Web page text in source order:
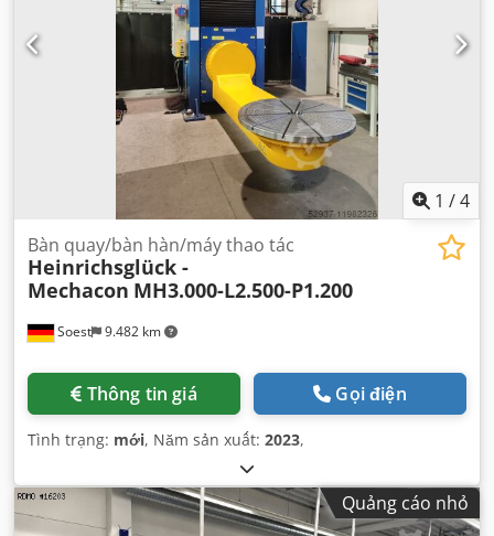
1 /4
Soest 9.482 km
Bàn quay/bàn hàn/máy thao tác
Heinrichsglück -
Mechacon MH3.000-L2.500-P1.200
Thông tin giá Gọi điện
Tình trạng: mới, Năm sản xuất: 2023,
Quảng cáo nhỏ